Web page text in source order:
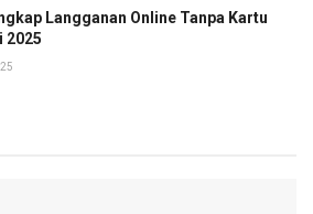
Langganan Online Tanpa Kartu
2025